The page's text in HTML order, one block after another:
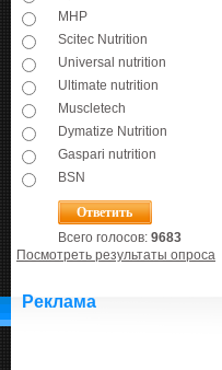
MHP
Scitec Nutrition
Universal nutrition
Ultimate nutrition
Muscletech
Dymatize Nutrition
Gaspari nutrition
BSN
Всего голосов: 9683
Посмотреть результаты опроса
Реклама